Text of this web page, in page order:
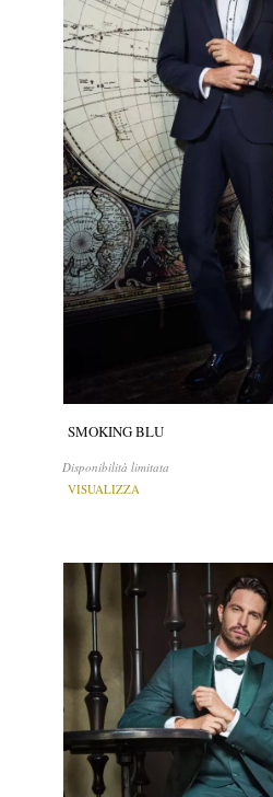
SMOKING BLU
Disponibilità limitata
VISUALIZZA